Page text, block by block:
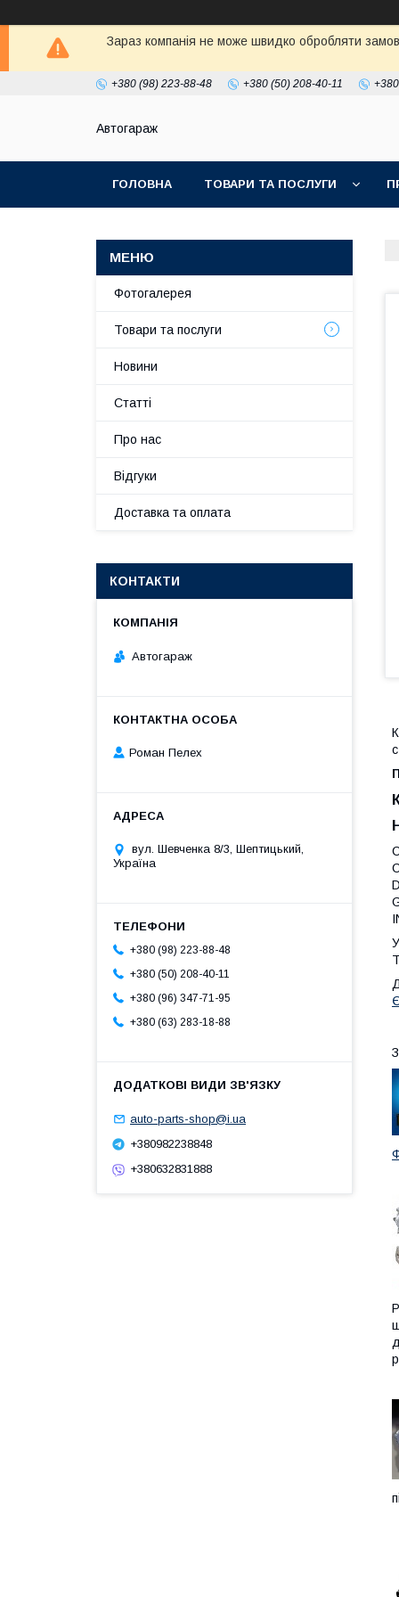
Зараз компанія не може швидко обробляти
+380 (98) 223-88-48 +380 (50) 208-40-11
Автогараж
ГОЛОВНА ТОВАРИ ТА ПОСЛУГИ
Фотогалерея
Товари та послуги
Новини
Статті
Про нас
Відгуки
Доставка та оплата
КОНТАКТИ
Автогараж
Роман Пелех
вул. Шевченка 8/3, Шептицький,
Україна
+380 (98) 223-88-48
+380 (50) 208-40-11
+380 (96) 347-71-95
+380 (63) 283-18-88
auto-parts-shop@i.ua
+380982238848
+380632831888